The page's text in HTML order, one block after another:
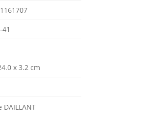
x 3.2 cm
DAILLANT